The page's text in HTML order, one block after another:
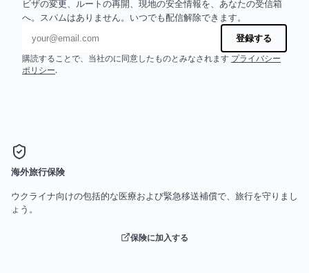
ビザの変更、ルートの再開、現地の安全情報を、あなたの受信箱
へ。スパムはありません。いつでも配信解除できます。
メールアドレス
登録する
購読することで、当社のに同意したものとみなされます プライバシー
ポリシー.
海外旅行保険
ウクライナ向けの包括的な医療および緊急移送補償で、旅行を守りまし
ょう。
保険に加入する